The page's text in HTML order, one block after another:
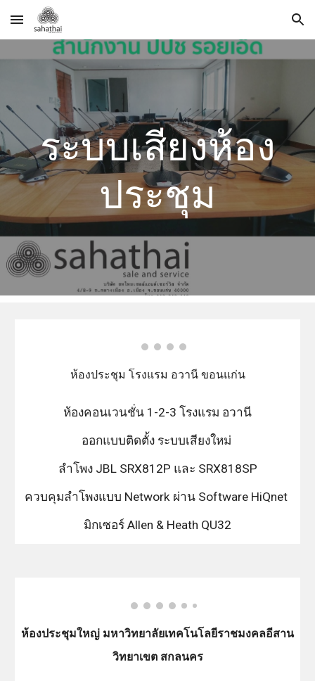
Skip to main content Skip to navigation
ระบบเสียงห้อง
ประชุม
ห้องประชุม โรงแรม อวานี ขอนแก่น
ห้องคอนเวนชั่น 1-2-3 โรงแรม อวานี
ออกแบบติดตั้ง ระบบเสียงใหม่
ลำโพง JBL SRX812P และ SRX818SP
ควบคุมลำโพงแบบ Network ผ่าน Software HiQnet
มิกเซอร์ Allen & Heath QU32
ห้องประชุมใหญ่ มหาวิทยาลัยเทคโนโลยีราชมงคลอีสาน
วิทยาเขต สกลนคร